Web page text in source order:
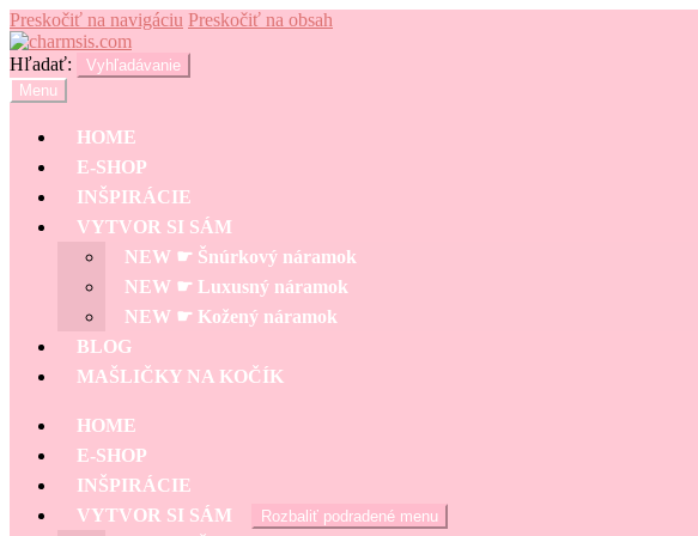
Preskočiť na navigáciu Preskočiť na obsah
Hľadať:
Vyhľadávanie
Menu
HOME
E-SHOP
INŠPIRÁCIE
VYTVOR SI SÁM
NEW ☛ Šnúrkový náramok
NEW ☛ Luxusný náramok
NEW ☛ Kožený náramok
BLOG
MAŠLIČKY NA KOČÍK
HOME
E-SHOP
INŠPIRÁCIE
VYTVOR SI SÁM
Rozbaliť podradené menu